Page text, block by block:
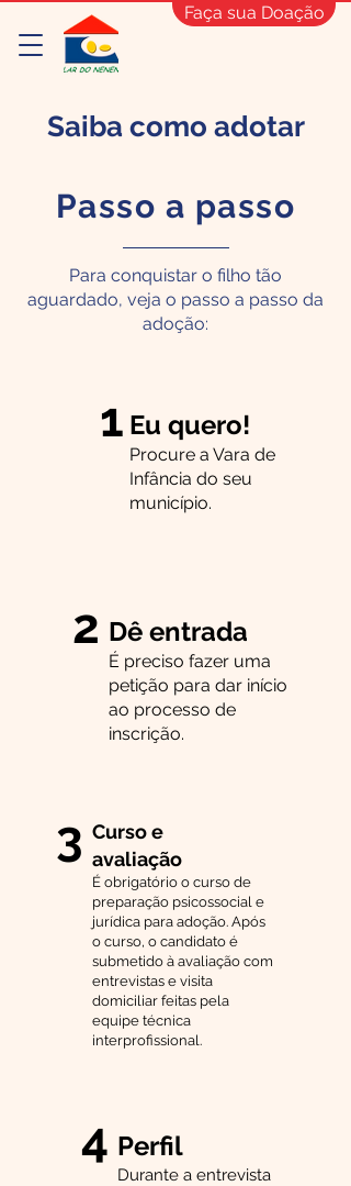
Faça sua Doação
Saiba como adotar
Passo a passo
Para conquistar o filho tão
aguardado, veja o passo a passo da
adoção:
1
Procure a Vara de
Infância do seu
município.
Eu quero!
2
É preciso fazer uma
petição para dar início
ao processo de
inscrição.
Dê entrada
3
É obrigatório o curso de
preparação psicossocial e
jurídica para adoção. Após
o curso, o candidato é
submetido à avaliação com
entrevistas e visita
domiciliar feitas pela
equipe técnica
interprofissional.
Curso e
avaliação
4
Durante a entrevista
Perfil